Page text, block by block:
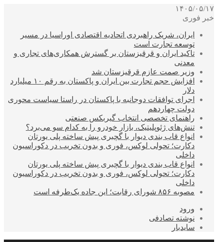
۱۴۰۵/۰۵/۱۷
خبر فوری
ایران، شریک راهبردی اتحادیه اقتصادی اوراسیا در مسیر
توسعه تجارت است
تاکید ایران و قرقیزستان بر گسترش همکاری‌های تجاری و
معدنی
وزیر صمت عازم قرقیزستان شد
افزایش حجم تجارت بین ایران و پاکستان به رقم ۱۰ میلیارد
دلار
اجرای توافقات دوجانبه با پاکستان در راستا سیاست محوری
دولت چهاردهم
راهنمای تخصصی انتخاب گیربکس صنعتی
تنش‌های ژئوپلیتیک، بازار خودرو را به کدام سو می‌برد؟
انواع قاب بندی دیوار با گچبری پیش ساخته پلی یورتان
دکارت؛ تحولی لوکس، فوری و بدون تخریب در دکوراسیون
داخلی
انواع قاب بندی دیوار با گچبری پیش ساخته پلی یورتان
دکارت؛ تحولی لوکس، فوری و بدون تخریب در دکوراسیون
داخلی
مصوبه ۸۵۶ شورای رقابت؛ این جاده یک‌طرفه است
ورود
نوشته تصادفی
سایدبار